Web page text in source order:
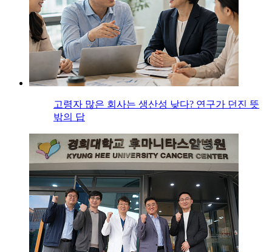
고령자 많은 회사는 생산성 낮다? 연구가 던진 뜻
밖의 답